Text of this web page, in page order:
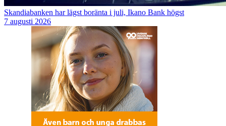
Skandiabanken har lägst boränta i juli, Ikano Bank högst
7 augusti 2026